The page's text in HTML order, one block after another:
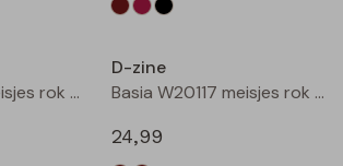
Basia W20117 meisjes rok kort Bruin donker
D-zine
Basia W20117 meisjes rok kort Bruin
24,99